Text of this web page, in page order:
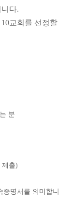
다.
10교회를 선정할
분
제출)
증명서를 의미합니